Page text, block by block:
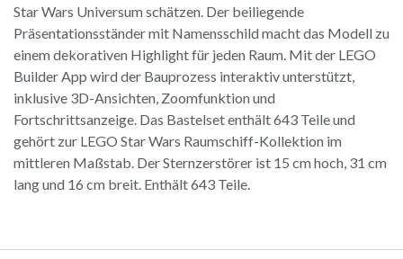
Star Wars Universum schätzen. Der beiliegende
Präsentationsständer mit Namensschild macht das Modell zu
einem dekorativen Highlight für jeden Raum. Mit der LEGO
Builder App wird der Bauprozess interaktiv unterstützt,
inklusive 3D-Ansichten, Zoomfunktion und
Fortschrittsanzeige. Das Bastelset enthält 643 Teile und
gehört zur LEGO Star Wars Raumschiff-Kollektion im
mittleren Maßstab. Der Sternzerstörer ist 15 cm hoch, 31 cm
lang und 16 cm breit. Enthält 643 Teile.